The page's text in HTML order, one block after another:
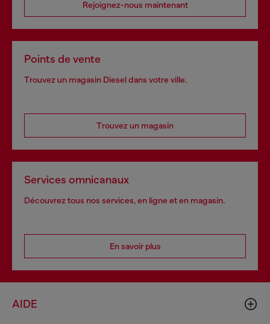
Rejoignez-nous maintenant
Points de vente
Trouvez un magasin Diesel dans votre ville.
Trouvez un magasin
Services omnicanaux
Découvrez tous nos services, en ligne et en magasin.
En savoir plus
AIDE